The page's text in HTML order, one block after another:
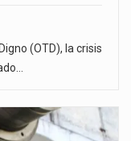
(OTD), la crisis